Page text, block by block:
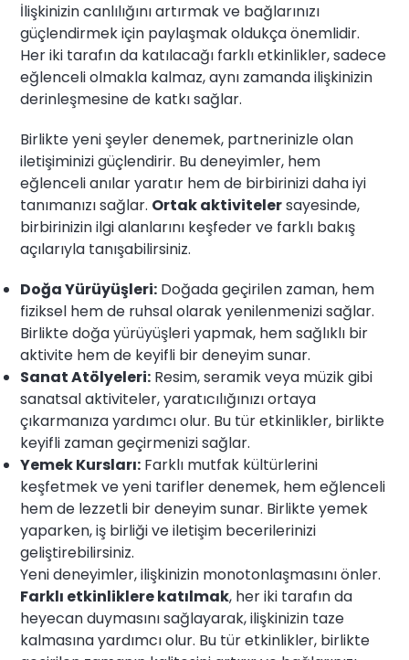
İlişkinizin canlılığını artırmak ve bağlarınızı
güçlendirmek için paylaşmak oldukça önemlidir.
Her iki tarafın da katılacağı farklı etkinlikler, sadece
eğlenceli olmakla kalmaz, aynı zamanda ilişkinizin
derinleşmesine de katkı sağlar.
Birlikte yeni şeyler denemek, partnerinizle olan
iletişiminizi güçlendirir. Bu deneyimler, hem
eğlenceli anılar yaratır hem de birbirinizi daha iyi
tanımanızı sağlar. Ortak aktivitelersayesinde,
birbirinizin ilgi alanlarını keşfeder ve farklı bakış
açılarıyla tanışabilirsiniz.
Doğa Yürüyüşleri: Doğada geçirilen zaman, hem
fiziksel hem de ruhsal olarak yenilenmenizi sağlar.
Birlikte doğa yürüyüşleri yapmak, hem sağlıklı bir
aktivite hem de keyifli bir deneyim sunar.
Sanat Atölyeleri: Resim, seramik veya müzik gibi
sanatsal aktiviteler, yaratıcılığınızı ortaya
çıkarmanıza yardımcı olur. Bu tür etkinlikler, birlikte
keyifli zaman geçirmenizi sağlar.
Yemek Kursları: Farklı mutfak kültürlerini
keşfetmek ve yeni tarifler denemek, hem eğlenceli
hem de lezzetli bir deneyim sunar. Birlikte yemek
yaparken, iş birliği ve iletişim becerilerinizi
geliştirebilirsiniz.
Yeni deneyimler, ilişkinizin monotonlaşmasını önler.
Farklı etkinliklere katılmak, her iki tarafın da
heyecan duymasını sağlayarak, ilişkinizin taze
kalmasına yardımcı olur. Bu tür etkinlikler, birlikte